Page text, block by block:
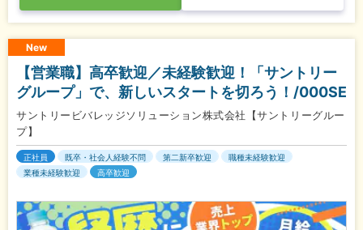
New
【営業職】高卒歓迎／未経験歓迎！「サントリー
グループ」で、新しいスタートを切ろう！/000SE
サントリービバレッジソリューション株式会社【サントリーグルー
プ】
正社員 既卒・社会人経験不問 第二新卒歓迎
職種未経験歓迎
業種未経験歓迎
高卒歓迎